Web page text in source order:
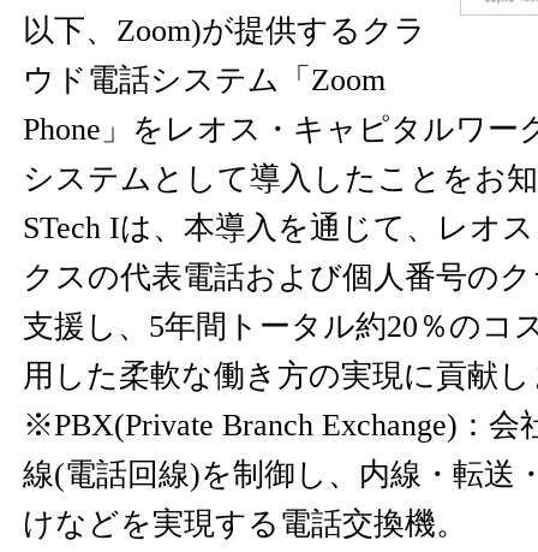
以下、Zoom)が提供するクラ
ウド電話システム「Zoom
Phone」をレオス・キャピタルワー
システムとして導入したことをお
STech Iは、本導入を通じて、レオ
クスの代表電話および個人番号の
支援し、5年間トータル約20％のコ
用した柔軟な働き方の実現に貢献
※PBX(Private Branch Exchange)：
線(電話回線)を制御し、内線・転送
けなどを実現する電話交換機。